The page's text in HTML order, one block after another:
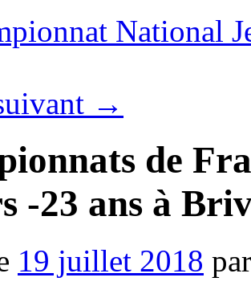
National
→
de
-23 ans à
19 juillet 2018 par